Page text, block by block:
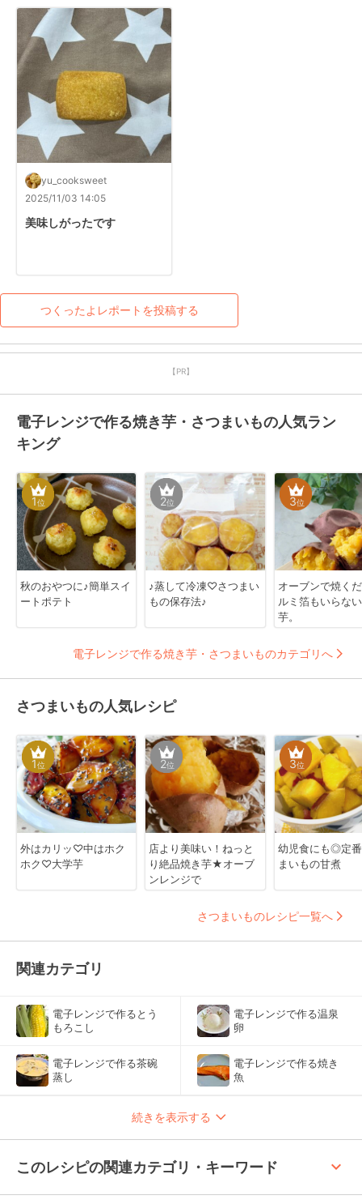
yu_cooksweet
2025/11/03 14:05
美味しがったです
つくったよレポートを投稿する
【PR】
電子レンジで作る焼き芋・さつまいもの人気ラン
キング
1位
秋のおやつに♪簡単スイ
ートポテト
2位
♪蒸して冷凍♡さつまい
もの保存法♪
3位
オーブンで焼く
ルミ箔もいらな
芋。
電子レンジで作る焼き芋・さつまいものカテゴリへ
さつまいもの人気レシピ
1位
外はカリッ♡中はホク
ホク♡大学芋
2位
店より美味い！ねっと
り絶品焼き芋★オーブ
ンレンジで
3位
幼児食にも◎定
まいもの甘煮
さつまいものレシピ一覧へ
関連カテゴリ
電子レンジで作るとう
もろこし
電子レンジで作る温泉
卵
電子レンジで作る茶碗
蒸し
電子レンジで作る焼き
魚
続きを表示する
このレシピの関連カテゴリ・キーワード keyboard_arrow_up